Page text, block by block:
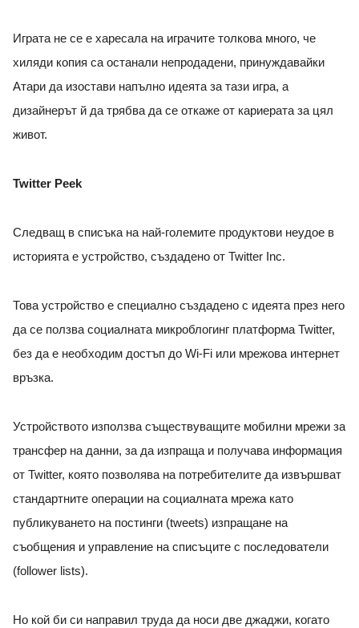
Играта не се е харесала на играчите толкова много, че
хиляди копия са останали непродадени, принуждавайки
Атари да изостави напълно идеята за тази игра, а
дизайнерът й да трябва да се откаже от кариерата за цял
живот.
Twitter Peek
Следващ в списъка на най-големите продуктови неудое в
историята е устройство, създадено от Twitter Inc.
Това устройство е специално създадено с идеята през него
да се ползва социалната микроблогинг платформа Twitter,
без да е необходим достъп до Wi-Fi или мрежова интернет
връзка.
Устройството използва съществуващите мобилни мрежи за
трансфер на данни, за да изпраща и получава информация
от Twitter, която позволява на потребителите да извършват
стандартните операции на социалната мрежа като
публикуването на постинги (tweets) изпращане на
съобщения и управление на списъците с последователи
(follower lists).
Но кой би си направил труда да носи две джаджи, когато